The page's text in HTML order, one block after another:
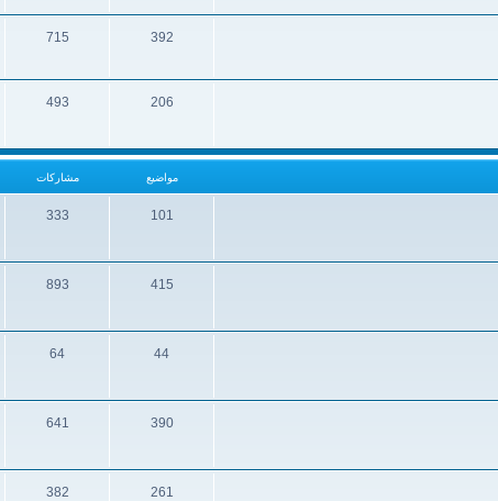
392
715
206
493
مواضيع مشاركات
101
333
415
893
44
64
390
641
261
382